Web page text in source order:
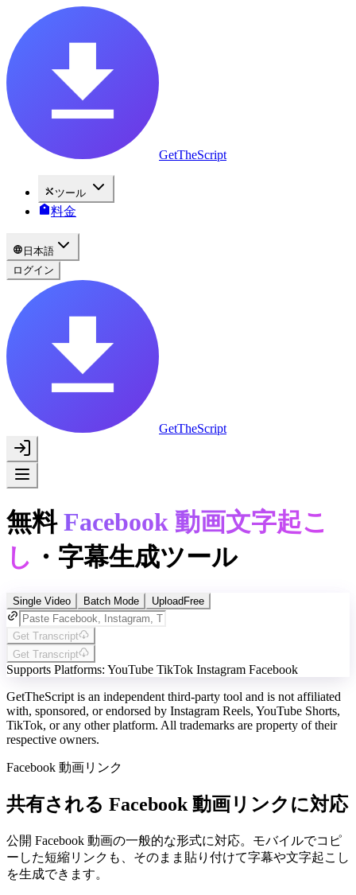
GetTheScript
ツール
料金
日本語
ログイン
GetTheScript
無料Facebook 動画文字起こ
し ・字幕生成ツール
Single Video Batch Mode Upload Free
Get Transcript
Get Transcript
Supports Platforms: YouTube TikTok Instagram Facebook
GetTheScript is an independent third-party tool and is not affiliated
with, sponsored, or endorsed by Instagram Reels, YouTube Shorts,
TikTok, or any other platform. All trademarks are property of their
respective owners.
Facebook 動画リンク
共有される Facebook 動画リンクに対応
公開 Facebook 動画の一般的な形式に対応。モバイルでコピ
ーした短縮リンクも、そのまま貼り付けて字幕や文字起こし
を生成できます。